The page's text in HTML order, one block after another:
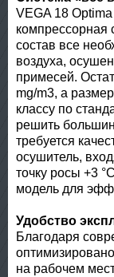
VEGA 18
компрессорная
состав все
воздуха,
примесей.
mg/m3, а
классу по
решить
требуется
осушитель,
точку росы +3
модель для
Удобство
Благодаря
на рабочем